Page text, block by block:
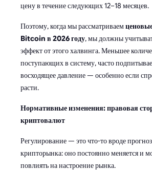
цену в течение следующих 12–18 месяцев.
Поэтому, когда мы рассматриваем
Bitcoin в 2026 году, мы должны
эффект от этого халвинга. Меньшее
поступающих в систему, часто
восходящее давление — особенно если
расти.
Нормативные изменения: правовая
криптовалют
Регулирование — это что-то вроде
крипторынка: оно постоянно меняется и
повлиять на настроение рынка.